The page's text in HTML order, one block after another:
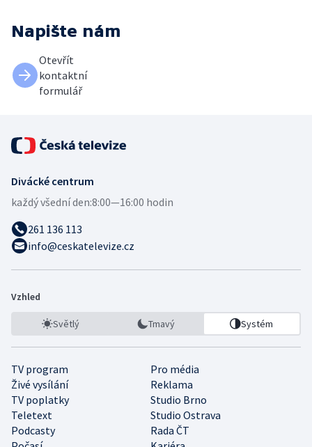
Napište nám
Otevřít
kontaktní
formulář
Divácké centrum
každý všední den:8:00—16:00 hodin
261 136 113
info@ceskatelevize.cz
Vzhled
Světlý Tmavý Systém
TV program
Pro média
Živé vysílání
Reklama
TV poplatky
Studio Brno
Teletext
Studio Ostrava
Podcasty
Rada ČT